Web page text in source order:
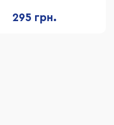
295 грн.